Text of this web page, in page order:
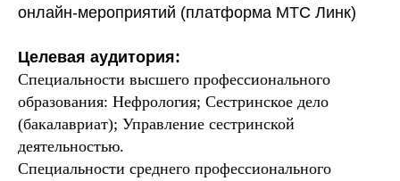
онлайн-мероприятий (платформа МТС Линк)
Целевая аудитория:
Специальности высшего профессионального
образования: Нефрология; Сестринское дело
(бакалавриат); Управление сестринской
деятельностью.
Специальности среднего профессионального